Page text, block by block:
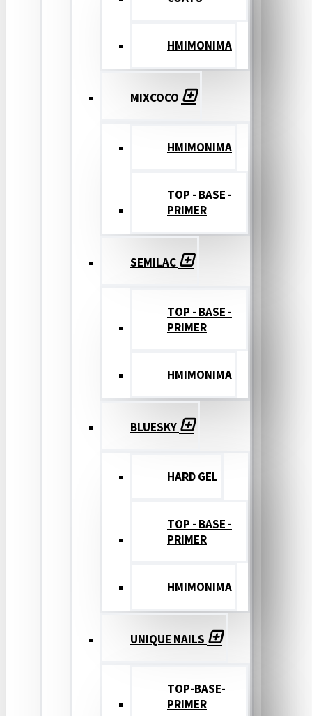
ΗΜΙΜΟΝΙΜΑ
MIXCOCO
HMIMONIMA
TOP - BASE -
PRIMER
SEMILAC
TOP - BASE -
PRIMER
ΗΜΙΜΟΝΙΜΑ
BLUESKY
HARD GEL
TOP - BASE -
PRIMER
ΗΜΙΜΟΝΙΜΑ
UNIQUE NAILS
TOP-BASE-
PRIMER